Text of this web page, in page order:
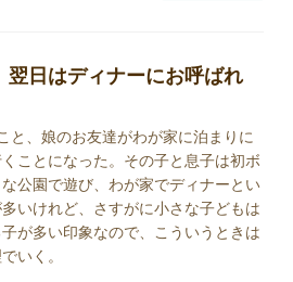
日はディナーにお呼ばれ
、娘のお友達がわが家に泊まりに
ことになった。その子と息子は初ボ
公園で遊び、わが家でディナーとい
いけれど、さすがに小さな子どもは
が多い印象なので、こういうときは
いく。